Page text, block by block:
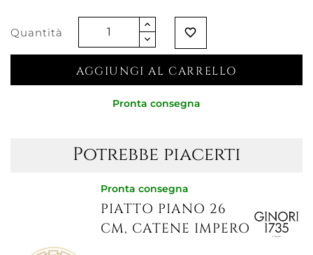
Quantità favorite_border
AGGIUNGI AL CARRELLO
Pronta consegna
Potrebbe piacerti
Pronta consegna
PIATTO PIANO 26
CM, CATENE IMPERO